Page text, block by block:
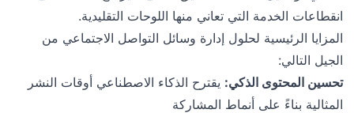
انقطاعات الخدمة التي تعاني منها اللوحات التقليدية.
المزايا الرئيسية لحلول إدارة وسائل التواصل الاجتماعي من
الجيل التالي:
تحسين المحتوى الذكي: يقترح الذكاء الاصطناعي أوقات النشر
المثالية بناءً على أنماط المشاركة